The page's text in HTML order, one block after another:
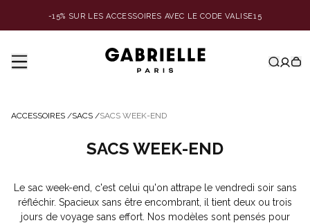
-15% SUR LES ACCESSOIRES AVEC LE CODE VALISE15
ACCESSOIRES /SACS /SACS WEEK-END
SACS WEEK-END
Le sac week-end, c'est celui qu'on attrape le vendredi soir sans
réfléchir. Spacieux sans être encombrant, il tient deux ou trois
jours de voyage sans effort. Nos modèles sont pensés pour